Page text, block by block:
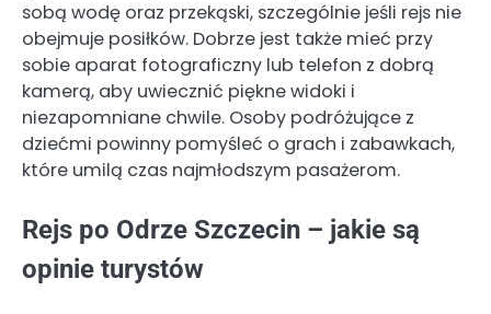
sobą wodę oraz przekąski, szczególnie jeśli rejs nie
obejmuje posiłków. Dobrze jest także mieć przy
sobie aparat fotograficzny lub telefon z dobrą
kamerą, aby uwiecznić piękne widoki i
niezapomniane chwile. Osoby podróżujące z
dziećmi powinny pomyśleć o grach i zabawkach,
które umilą czas najmłodszym pasażerom.
Rejs po Odrze Szczecin – jakie są
opinie turystów